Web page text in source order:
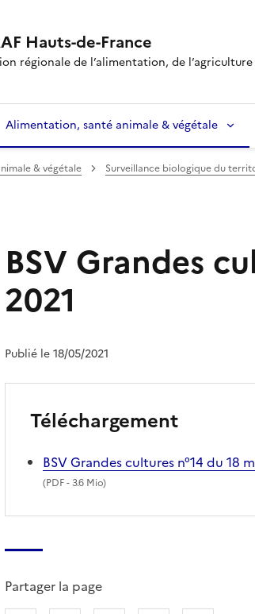
Hauts-de-France
régionale de l’alimentation, de
Alimentation, santé animale & végétale
& végétale Surveillance biologique du
BSV Grandes
2021
Publié le 18/05/2021
Téléchargement
BSV Grandes cultures n°14 du 18
(PDF- 3.6 Mio)
Partager la page